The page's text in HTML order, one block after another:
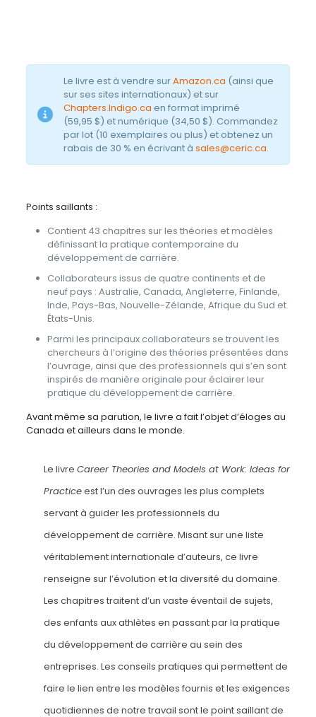
Le livre est à vendre surAmazon.ca (ainsi que
sur ses sites internationaux) et sur
Chapters.Indigo.ca en format imprimé
(59,95 $) et numérique (34,50 $). Commandez
par lot (10 exemplaires ou plus) et obtenez un
rabais de 30 % en écrivant à sales@ceric.ca.
Points saillants :
Contient 43 chapitres sur les théories et modèles
définissant la pratique contemporaine du
développement de carrière.
Collaborateurs issus de quatre continents et de
neuf pays : Australie, Canada, Angleterre, Finlande,
Inde, Pays-Bas, Nouvelle-Zélande, Afrique du Sud et
États-Unis.
Parmi les principaux collaborateurs se trouvent les
chercheurs à l’origine des théories présentées dans
l’ouvrage, ainsi que des professionnels qui s’en sont
inspirés de manière originale pour éclairer leur
pratique du développement de carrière.
Avant même sa parution, le livre a fait l’objet d’éloges au
Canada et ailleurs dans le monde.
Le livre Career Theories and Models at Work: Ideas for
Practiceest l’un des ouvrages les plus complets
servant à guider les professionnels du
développement de carrière. Misant sur une liste
véritablement internationale d’auteurs, ce livre
renseigne sur l’évolution et la diversité du domaine.
Les chapitres traitent d’un vaste éventail de sujets,
des enfants aux athlètes en passant par la pratique
du développement de carrière au sein des
entreprises. Les conseils pratiques qui permettent de
faire le lien entre les modèles fournis et les exigences
quotidiennes de notre travail sont le point saillant de